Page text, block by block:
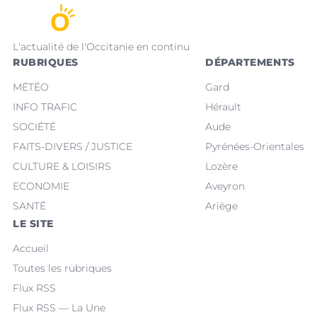
L'actualité de l'Occitanie en continu
RUBRIQUES
MÉTÉO
INFO TRAFIC
SOCIÉTÉ
FAITS-DIVERS / JUSTICE
CULTURE & LOISIRS
ECONOMIE
SANTÉ
DÉPARTEMENTS
Gard
Hérault
Aude
Pyrénées-Orientales
Lozère
Aveyron
Ariège
LE SITE
Accueil
Toutes les rubriques
Flux RSS
Flux RSS — La Une